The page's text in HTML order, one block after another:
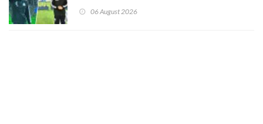
06 August 2026